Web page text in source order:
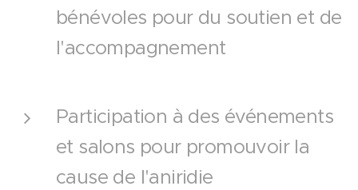
bénévoles pour du soutien et de
l'accompagnement
Participation à des événements
et salons pour promouvoir la
cause de l'aniridie